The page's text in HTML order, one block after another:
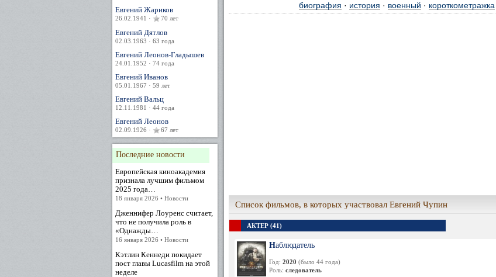
Евгений Жариков
26.02.1941 · 70 лет
Евгений Дятлов
02.03.1963 · 63 года
Евгений Леонов-Гладышев
24.01.1952 · 74 года
Евгений Иванов
05.01.1967 · 59 лет
Евгений Вальц
12.11.1981 · 44 года
Евгений Леонов
02.09.1926 · 67 лет
Последние новости
Европейская киноакадемия
признала лучшим фильмом
2025 года…
18 января 2026 • Новости
Дженнифер Лоуренс считает,
что не получила роль в
«Однажды…
16 января 2026 • Новости
Кэтлин Кеннеди покидает
пост главы Lucasfilm на этой
неделе
биография · история · военный · короткометражка
Список фильмов, в которых участвовал Евгений Чупин
АКТЕР (41)
Наблюдатель
Год: 2020 (было 44 года)
Роль: следователь